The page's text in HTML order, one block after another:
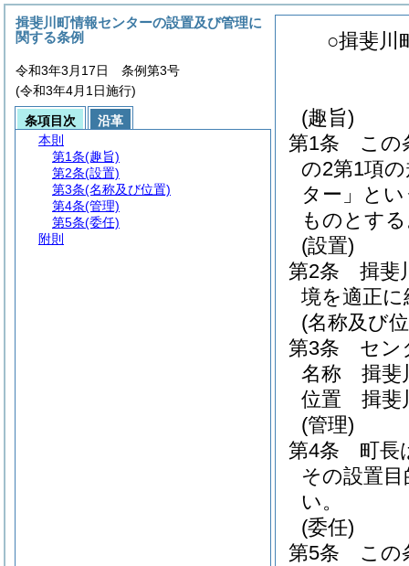
○揖斐川
(趣旨)
第1条
この
の2第1項
ター」と
ものとす
(設置)
第2条
揖斐
境を適正
(名称及び
第3条
セン
名称 揖斐
位置 揖斐
(管理)
第4条
町長
その設置
い。
(委任)
第5条
この
揖斐川町情報センターの設置及び管理に
関する条例
令和3年3月17日 条例第3号
(令和3年4月1日施行)
条項目次
沿革
本則
第1条(趣旨)
第2条(設置)
第3条(名称及び位置)
第4条(管理)
第5条(委任)
附則